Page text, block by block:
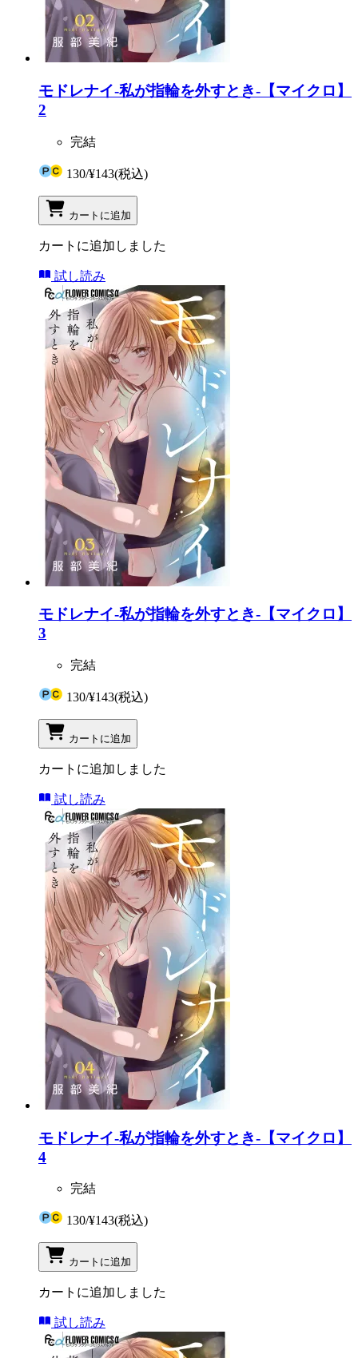
モドレナイ-私が指輪を外すとき-【マイクロ】
2
完結
130/¥143(税込)
カートに追加
カートに追加しました
試し読み
モドレナイ-私が指輪を外すとき-【マイクロ】
3
完結
130/¥143(税込)
カートに追加
カートに追加しました
試し読み
モドレナイ-私が指輪を外すとき-【マイクロ】
4
完結
130/¥143(税込)
カートに追加
カートに追加しました
試し読み